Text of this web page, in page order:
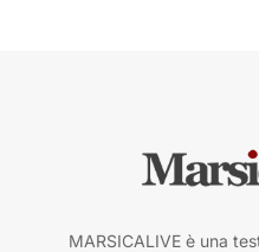
MARSICALIVE è una